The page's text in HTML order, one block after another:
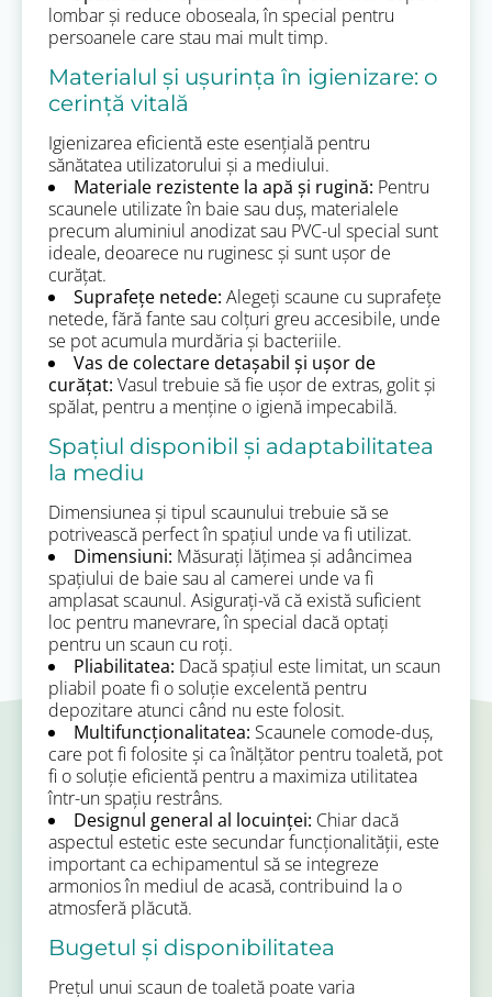
lombar și reduce oboseala, în special pentru
persoanele care stau mai mult timp.
Materialul și ușurința în igienizare: o
cerință vitală
Igienizarea eficientă este esențială pentru
sănătatea utilizatorului și a mediului.
Materiale rezistente la apă și rugină: Pentru
scaunele utilizate în baie sau duș, materialele
precum aluminiul anodizat sau PVC-ul special sunt
ideale, deoarece nu ruginesc și sunt ușor de
curățat.
Suprafețe netede: Alegeți scaune cu suprafețe
netede, fără fante sau colțuri greu accesibile, unde
se pot acumula murdăria și bacteriile.
Vas de colectare detașabil și ușor de
curățat: Vasul trebuie să fie ușor de extras, golit și
spălat, pentru a menține o igienă impecabilă.
Spațiul disponibil și adaptabilitatea
la mediu
Dimensiunea și tipul scaunului trebuie să se
potrivească perfect în spațiul unde va fi utilizat.
Dimensiuni: Măsurați lățimea și adâncimea
spațiului de baie sau al camerei unde va fi
amplasat scaunul. Asigurați-vă că există suficient
loc pentru manevrare, în special dacă optați
pentru un scaun cu roți.
Pliabilitatea: Dacă spațiul este limitat, un scaun
pliabil poate fi o soluție excelentă pentru
depozitare atunci când nu este folosit.
Multifuncționalitatea: Scaunele comode-duș,
care pot fi folosite și ca înălțător pentru toaletă, pot
fi o soluție eficientă pentru a maximiza utilitatea
într-un spațiu restrâns.
Designul general al locuinței: Chiar dacă
aspectul estetic este secundar funcționalității, este
important ca echipamentul să se integreze
armonios în mediul de acasă, contribuind la o
atmosferă plăcută.
Bugetul și disponibilitatea
Prețul unui scaun de toaletă poate varia